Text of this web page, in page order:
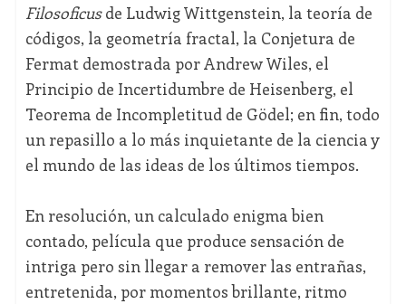
Filosoficusde Ludwig Wittgenstein, la teoría de
códigos, la geometría fractal, la Conjetura de
Fermat demostrada por Andrew Wiles, el
Principio de Incertidumbre de Heisenberg, el
Teorema de Incompletitud de Gödel; en fin, todo
un repasillo a lo más inquietante de la ciencia y
el mundo de las ideas de los últimos tiempos.
En resolución, un calculado enigma bien
contado, película que produce sensación de
intriga pero sin llegar a remover las entrañas,
entretenida, por momentos brillante, ritmo